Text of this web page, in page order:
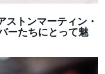
ストンマーティン・
ーたちにとって魅